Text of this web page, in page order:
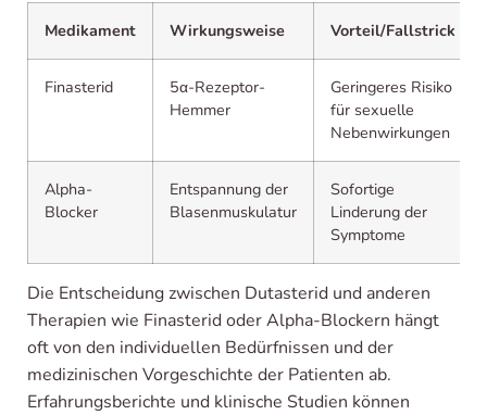
Medikament Wirkungsweise Vorteil/Fallstrick
Finasterid
5α-Rezeptor-
Hemmer
Geringeres Risiko
für sexuelle
Nebenwirkungen
Alpha-
Blocker
Entspannung der
Blasenmuskulatur
Sofortige
Linderung der
Symptome
Die Entscheidung zwischen Dutasterid und anderen
Therapien wie Finasterid oder Alpha-Blockern hängt
oft von den individuellen Bedürfnissen und der
medizinischen Vorgeschichte der Patienten ab.
Erfahrungsberichte und klinische Studien können